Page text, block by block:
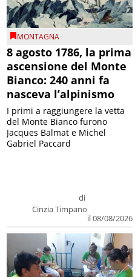
MONTAGNA
8 agosto 1786, la prima
ascensione del Monte
Bianco: 240 anni fa
nasceva l’alpinismo
di
Cinzia Timpano
il 08/08/2026
I primi a raggiungere la vetta
del Monte Bianco furono
Jacques Balmat e Michel
Gabriel Paccard